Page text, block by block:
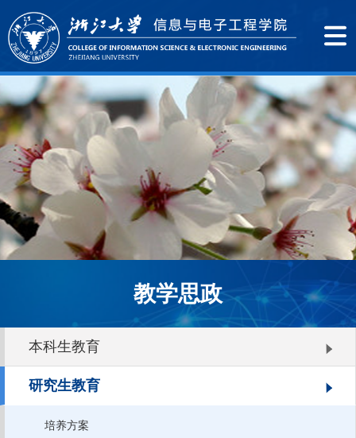
教学思政
本科生教育
研究生教育
培养方案